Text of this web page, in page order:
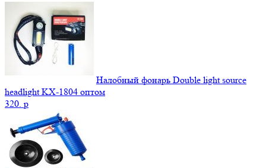
Налобный фонарь Double light source
headlight KX-1804 оптом
320. p